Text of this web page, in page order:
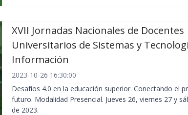
XVII Jornadas Nacionales de Docentes
Universitarios de Sistemas y
Información
2023-10-26 16:30:00
Desafíos 4.0 en la educación superior. Conectando el
futuro. Modalidad Presencial. Jueves 26, viernes 27 y
de 2023.